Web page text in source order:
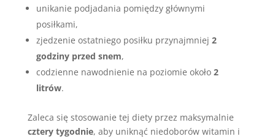
unikanie podjadania pomiędzy głównymi
posiłkami,
zjedzenie ostatniego posiłku przynajmniej 2
godziny przed snem,
codzienne nawodnienie na poziomie około 2
litrów.
Zaleca się stosowanie tej diety przez maksymalnie
cztery tygodnie, aby uniknąć niedoborów witamin i